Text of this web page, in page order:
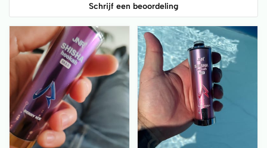
Schrijf een beoordeling